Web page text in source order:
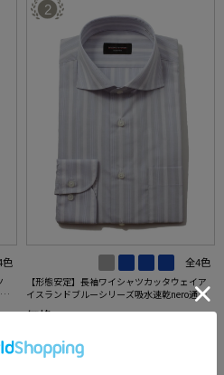
色
2
全4色
【形態安定】長袖ワイシャツカッタウェイア
イスランドブルーシリーズ吸水速乾nero通年
価格：5,390円 (税込)
WEB価格： 1,890円